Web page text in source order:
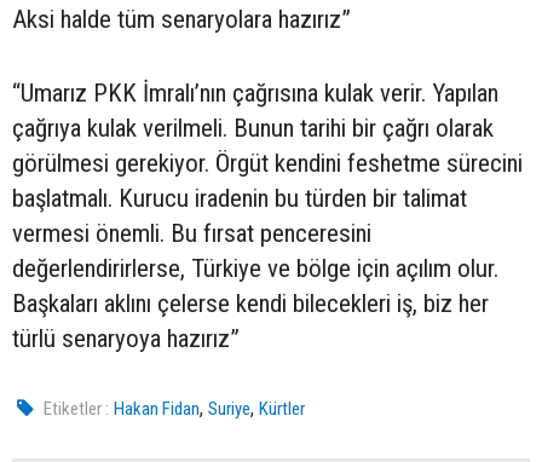
Aksi halde tüm senaryolara hazırız”
“Umarız PKK İmralı’nın çağrısına kulak verir. Yapılan
çağrıya kulak verilmeli. Bunun tarihi bir çağrı olarak
görülmesi gerekiyor. Örgüt kendini feshetme sürecini
başlatmalı. Kurucu iradenin bu türden bir talimat
vermesi önemli. Bu fırsat penceresini
değerlendirirlerse, Türkiye ve bölge için açılım olur.
Başkaları aklını çelerse kendi bilecekleri iş, biz her
türlü senaryoya hazırız”
Etiketler : Hakan Fidan,Suriye,Kürtler